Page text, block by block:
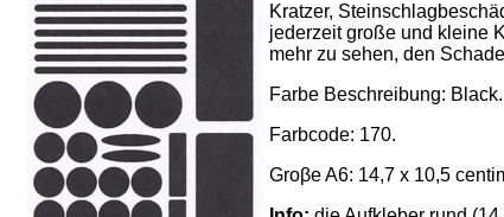
Kratzer,
jederzeit große und kleine
mehr zu sehen, den
Farbe Beschreibung: Black.
Farbcode: 170.
Groβe A6: 14,7 x 10,5